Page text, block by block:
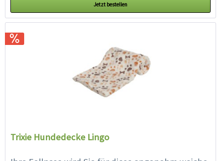
Jetzt bestellen
Trixie Hundedecke Lingo